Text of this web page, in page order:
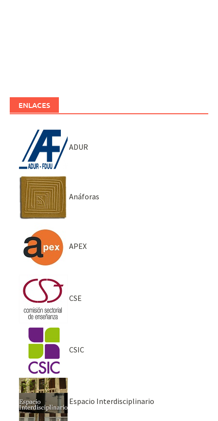
ENLACES
ADUR
Anáforas
APEX
CSE
CSIC
Espacio Interdisciplinario